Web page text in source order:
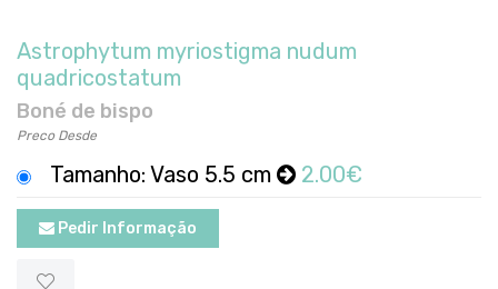
Astrophytum myriostigma nudum
quadricostatum
Boné de bispo
Preco Desde
Tamanho: Vaso 5.5 cm 2.00€
Pedir Informação